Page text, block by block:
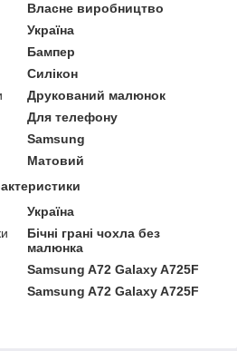
Власне виробництво
Україна
Бампер
Силікон
Друкований малюнок
Для телефону
Samsung
Матовий
Україна
Бічні грані чохла без
малюнка
Samsung A72 Galaxy A725F
Samsung A72 Galaxy A725F